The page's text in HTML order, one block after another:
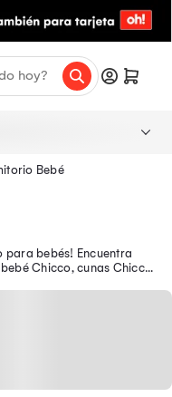
Bebé
para bebés! Encuentra
Chicco, cunas Chicco,